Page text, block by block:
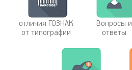
отличия ГОЗНАК
от типографии
Вопросы и
ответы